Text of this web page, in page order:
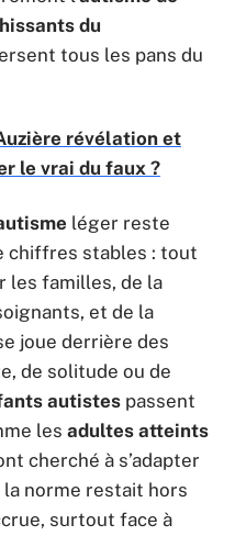
du
tous les pans du
révélation et
le vrai du faux ?
léger reste
chiffres stables : tout
les familles, de la
et de la
joue derrière des
de solitude ou de
autistes passent
les adultes atteints
cherché à s’adapter
norme restait hors
surtout face à